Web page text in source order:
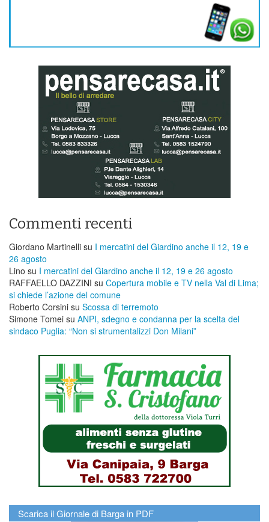
Commenti recenti
Giordano Martinelli su I mercatini del Giardino anche il 12, 19 e
26 agosto
Lino su I mercatini del Giardino anche il 12, 19 e 26 agosto
RAFFAELLO DAZZINI su ​Copertura mobile e TV nella Val di Lima;
si chiede l’azione del comune
Roberto Corsini su Scossa di terremoto
Simone Tomei su ANPI, sdegno e condanna per la scelta del
sindaco Puglia: “Non si strumentalizzi Don Milani”
Scarica il Giornale di Barga in PDF